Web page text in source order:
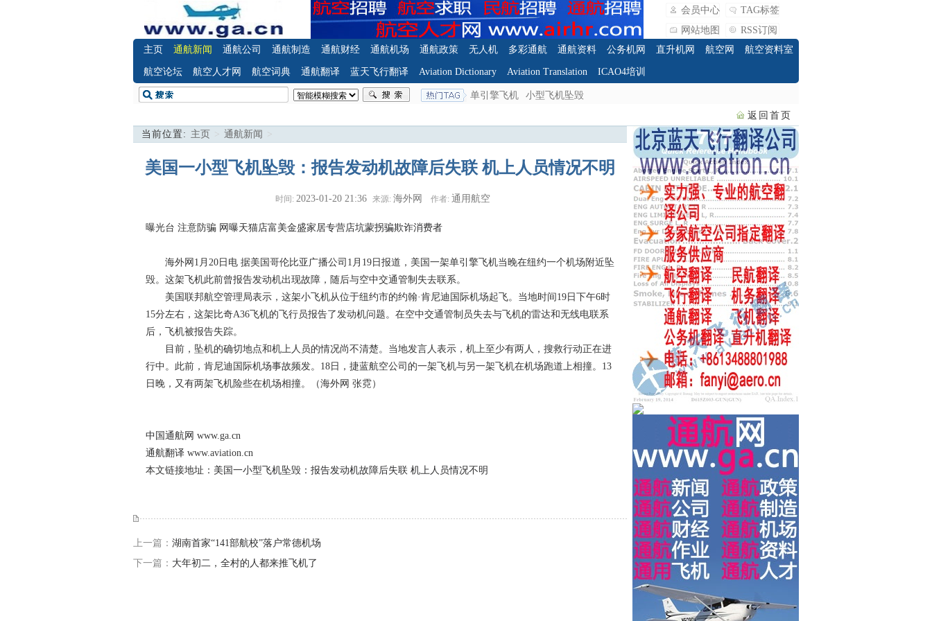
会员中心
TAG标签
网站地图
RSS订阅
主页
通航新闻 通航公司 通航制造 通航财经 通航机场 通航政策 无人机 多彩通航 通航资料 公务机网 直升机网 航空网 航空资料室
航空论坛 航空人才网 航空词典 通航翻译 蓝天飞行翻译 Aviation Dictionary Aviation Translation ICAO4培训
单引擎飞机
小型飞机坠毁
返回首页
当前位置: 主页 > 通航新闻 >
美国一小型飞机坠毁：报告发动机故障后失联 机上人员情况不明
时间: 2023-01-20 21:36 来源: 海外网 作者: 通用航空
曝光台 注意防骗 网曝天猫店富美金盛家居专营店坑蒙拐骗欺诈消费者
海外网1月20日电 据美国哥伦比亚广播公司1月19日报道，美国一架单引擎飞机当晚在纽约一个机场附近坠
毁。这架飞机此前曾报告发动机出现故障，随后与空中交通管制失去联系。
美国联邦航空管理局表示，这架小飞机从位于纽约市的约翰·肯尼迪国际机场起飞。当地时间19日下午6时
15分左右，这架比奇A36飞机的飞行员报告了发动机问题。在空中交通管制员失去与飞机的雷达和无线电联系
后，飞机被报告失踪。
目前，坠机的确切地点和机上人员的情况尚不清楚。当地发言人表示，机上至少有两人，搜救行动正在进
行中。此前，肯尼迪国际机场事故频发。18日，捷蓝航空公司的一架飞机与另一架飞机在机场跑道上相撞。13
日晚，又有两架飞机险些在机场相撞。（海外网 张霓）
中国通航网 www.ga.cn
通航翻译 www.aviation.cn
本文链接地址： 美国一小型飞机坠毁：报告发动机故障后失联 机上人员情况不明
上一篇： 湖南首家“141部航校”落户常德机场
下一篇： 大年初二，全村的人都来推飞机了